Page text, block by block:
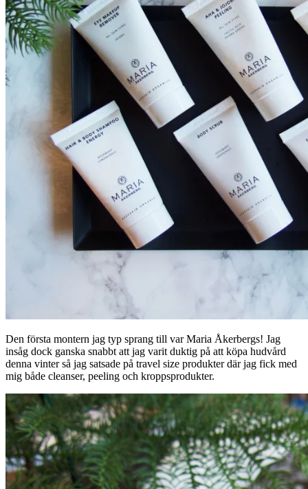
Den första montern jag typ sprang till var Maria Åkerbergs! Jag
insåg dock ganska snabbt att jag varit duktig på att köpa hudvård
denna vinter så jag satsade på travel size produkter där jag fick med
mig både cleanser, peeling och kroppsprodukter.